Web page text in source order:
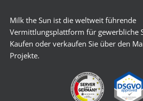
Milk the Sun ist die weltweit führende
Vermittlungsplattform für gewerbliche
Kaufen oder verkaufen Sie über den
Projekte.